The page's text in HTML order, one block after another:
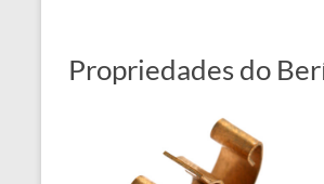
Propriedades do